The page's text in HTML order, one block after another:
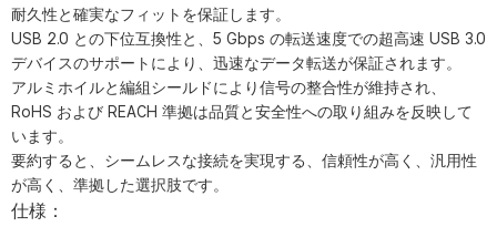
耐久性と確実なフィットを保証します。
USB 2.0 との下位互換性と、5 Gbps の転送速度での超高速 USB 3.0
デバイスのサポートにより、迅速なデータ転送が保証されます。
アルミホイルと編組シールドにより信号の整合性が維持され、
RoHS および REACH 準拠は品質と安全性への取り組みを反映して
います。
要約すると、シームレスな接続を実現する、信頼性が高く、汎用性
が高く、準拠した選択肢です。
仕様：